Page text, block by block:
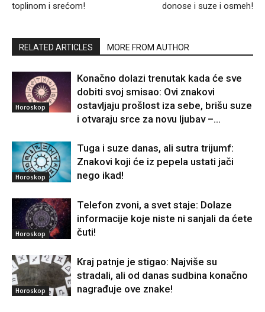
toplinom i srećom!
donose i suze i osmeh!
RELATED ARTICLES MORE FROM AUTHOR
Horoskop
Konačno dolazi trenutak kada će sve
dobiti svoj smisao: Ovi znakovi
ostavljaju prošlost iza sebe, brišu suze
i otvaraju srce za novu ljubav –...
Horoskop
Tuga i suze danas, ali sutra trijumf:
Znakovi koji će iz pepela ustati jači
nego ikad!
Horoskop
Telefon zvoni, a svet staje: Dolaze
informacije koje niste ni sanjali da ćete
čuti!
Horoskop
Kraj patnje je stigao: Najviše su
stradali, ali od danas sudbina konačno
nagrađuje ove znake!